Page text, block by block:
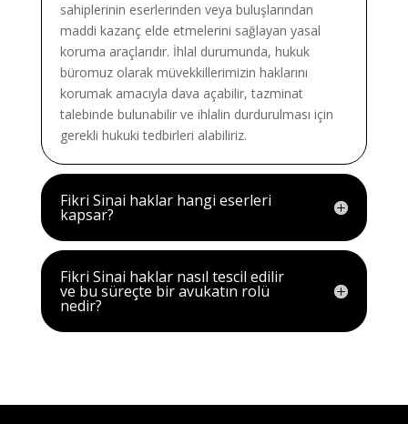
sahiplerinin eserlerinden veya buluşlarından
maddi kazanç elde etmelerini sağlayan yasal
koruma araçlarıdır. İhlal durumunda, hukuk
büromuz olarak müvekkillerimizin haklarını
korumak amacıyla dava açabilir, tazminat
talebinde bulunabilir ve ihlalin durdurulması için
gerekli hukuki tedbirleri alabiliriz.
Fikri Sinai haklar hangi eserleri
kapsar?
Fikri Sinai haklar nasıl tescil edilir
ve bu süreçte bir avukatın rolü
nedir?